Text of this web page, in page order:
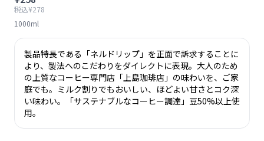
税込¥278
1000ml
製品特長である「ネルドリップ」を正面で訴求することに
より、製法へのこだわりをダイレクトに表現。大人のため
の上質なコーヒー専門店「上島珈琲店」の味わいを、ご家
庭でも。ミルク割りでもおいしい、ほどよい甘さとコク深
い味わい。「サステナブルなコーヒー調達」豆50%以上使
用。